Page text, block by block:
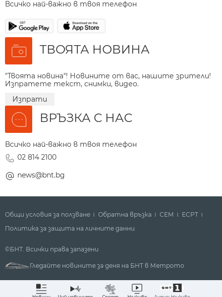
Всичко най-важно в твоя телефон
ТВОЯТА НОВИНА
"Твоята новина"! Новините от вас, нашите зрители!
Изпратете текст, снимки, видео.
Изпрати
ВРЪЗКА С НАС
Всичко най-важно в твоя телефон
02 814 2100
news@bnt.bg
Общи условия за ползване Обратна връзка СЕМ
ECPT
Политика за защита на личните данни
©БНТ. Всички права запазени
Гледайте новините за деня на БНТ в Метрото